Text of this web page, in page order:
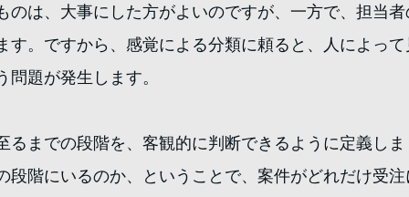
のは、大事にした方がよいのですが、一方で、担当者
す。ですから、感覚による分類に頼ると、人によって
題が発生します。
までの段階を、客観的に判断できるように定義しま
段階にいるのか、ということで、案件がどれだけ受注